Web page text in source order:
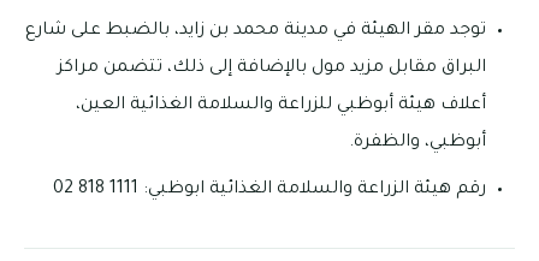
توجد مقر الهيئة في مدينة محمد بن زايد، بالضبط على شارع
البراق مقابل مزيد مول بالإضافة إلى ذلك، تتضمن مراكز
أعلاف هيئة أبوظبي للزراعة والسلامة الغذائية العين،
أبوظبي، والظفرة.
رقم هيئة الزراعة والسلامة الغذائية ابوظبي: 1111 818 02